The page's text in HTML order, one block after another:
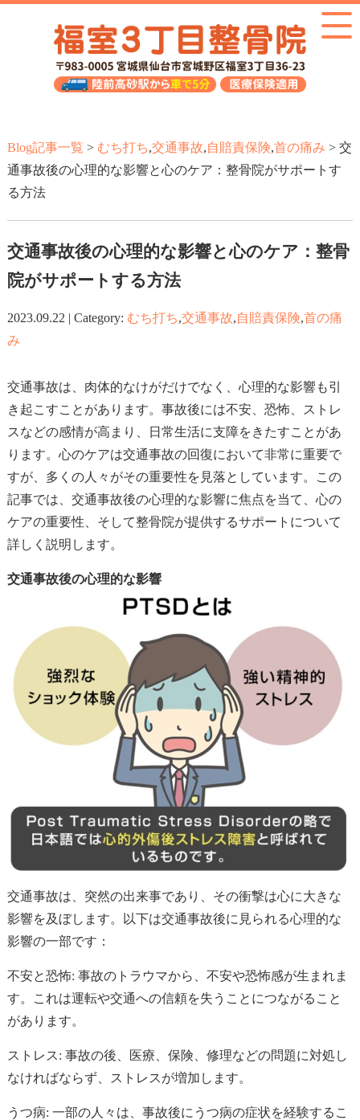
Blog記事一覧 > むち打ち,交通事故,自賠責保険,首の痛み > 交
通事故後の心理的な影響と心のケア：整骨院がサポートす
る方法
交通事故後の心理的な影響と心のケア：整骨
院がサポートする方法
2023.09.22 | Category: むち打ち,交通事故,自賠責保険,首の痛
み
交通事故は、肉体的なけがだけでなく、心理的な影響も引
き起こすことがあります。事故後には不安、恐怖、ストレ
スなどの感情が高まり、日常生活に支障をきたすことがあ
ります。心のケアは交通事故の回復において非常に重要で
すが、多くの人々がその重要性を見落としています。この
記事では、交通事故後の心理的な影響に焦点を当て、心の
ケアの重要性、そして整骨院が提供するサポートについて
詳しく説明します。
交通事故後の心理的な影響
交通事故は、突然の出来事であり、その衝撃は心に大きな
影響を及ぼします。以下は交通事故後に見られる心理的な
影響の一部です：
不安と恐怖: 事故のトラウマから、不安や恐怖感が生まれま
す。これは運転や交通への信頼を失うことにつながること
があります。
ストレス: 事故の後、医療、保険、修理などの問題に対処し
なければならず、ストレスが増加します。
うつ病: 一部の人々は、事故後にうつ病の症状を経験するこ